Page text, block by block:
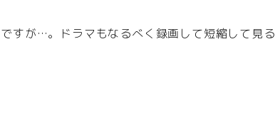
すが…。ドラマもなるべく録画して短縮して見る